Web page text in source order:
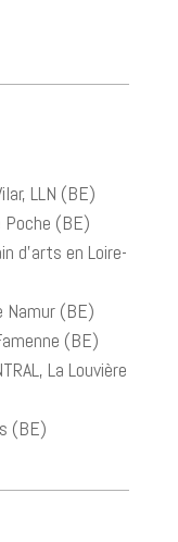
LLN (BE)
(BE)
d’arts en Loire-
Namur (BE)
(BE)
La Louvière
(BE)